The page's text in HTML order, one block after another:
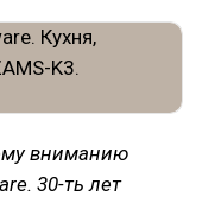
вниманию
30-ть лет